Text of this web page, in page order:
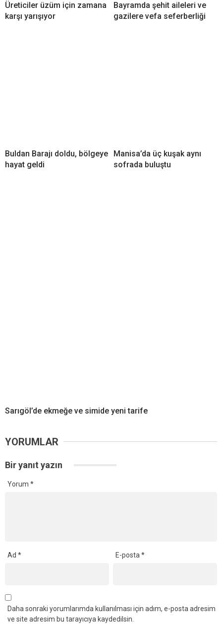
Üreticiler üzüm için zamana
karşı yarışıyor
Bayramda şehit aileleri ve
gazilere vefa seferberliği
Buldan Barajı doldu, bölgeye
hayat geldi
Manisa’da üç kuşak aynı
sofrada buluştu
Sarıgöl’de ekmeğe ve simide yeni tarife
YORUMLAR
Bir yanıt yazın
Yorum *
Ad * E-posta*
Daha sonraki yorumlarımda kullanılması için adım, e-posta adresim
ve site adresim bu tarayıcıya kaydedilsin.